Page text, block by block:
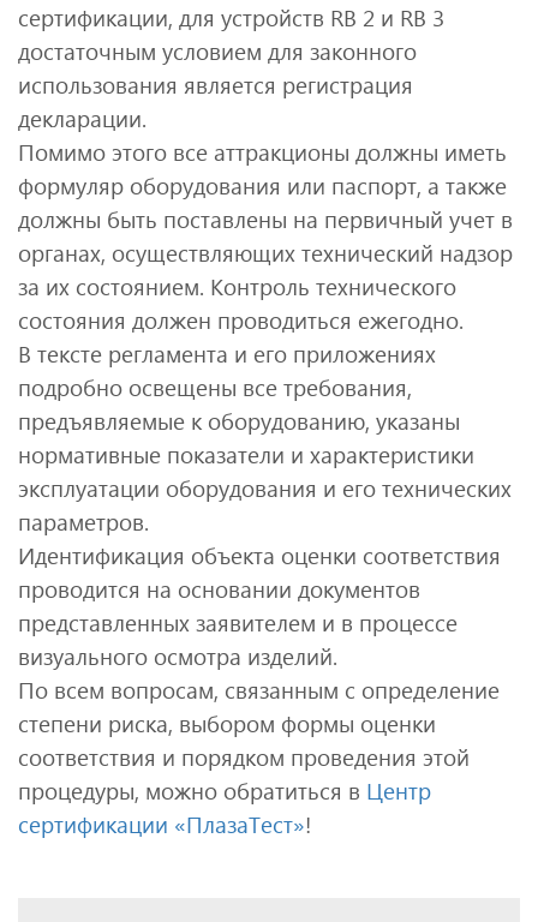
сертификации, для устройств RB 2 и RB 3
достаточным условием для законного
использования является регистрация
декларации.
Помимо этого все аттракционы должны иметь
формуляр оборудования или паспорт, а также
должны быть поставлены на первичный учет в
органах, осуществляющих технический надзор
за их состоянием. Контроль технического
состояния должен проводиться ежегодно.
В тексте регламента и его приложениях
подробно освещены все требования,
предъявляемые к оборудованию, указаны
нормативные показатели и характеристики
эксплуатации оборудования и его технических
параметров.
Идентификация объекта оценки соответствия
проводится на основании документов
представленных заявителем и в процессе
визуального осмотра изделий.
По всем вопросам, связанным с определение
степени риска, выбором формы оценки
соответствия и порядком проведения этой
процедуры, можно обратиться в Центр
сертификации «ПлазаТест»!